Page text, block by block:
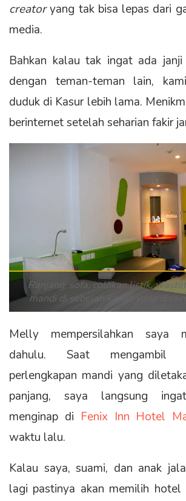
creatoryang tak bisa lepas dari
media.
Bahkan kalau tak ingat ada
dengan teman-teman lain,
duduk di Kasur lebih lama.
berinternet setelah seharian fakir
Ranjang, sofa, colokan listik,
mandi di sebelah kanan yang
Melly mempersilahkan saya
dahulu. Saat mengambil
perlengkapan mandi yang
panjang, saya langsung
menginap di Fenix Inn Hotel
waktu lalu.
Kalau saya, suami, dan anak
lagi pastinya akan memilih hotel